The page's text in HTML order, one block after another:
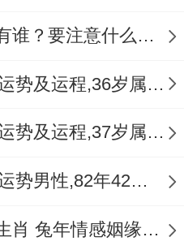
四月巳火。火势初
暑或心悸；等到秋冬
小恙。
须留意其作息规律。
之路上家居布置可重
2023年不顺的生肖都有谁？要注意什么呢？
1988年属龙女2024年运势及运程,36岁属龙人2024全年每月运势女性如何
1987年属兔女2024年运势及运程,37岁属兔人2024全年每月运势女性如何
1982年属狗人2024年运势男性,82年42岁属狗男2024年每月运程怎么样
2023年姻缘最旺盛的生肖 兔年情感姻缘运比较旺的属相